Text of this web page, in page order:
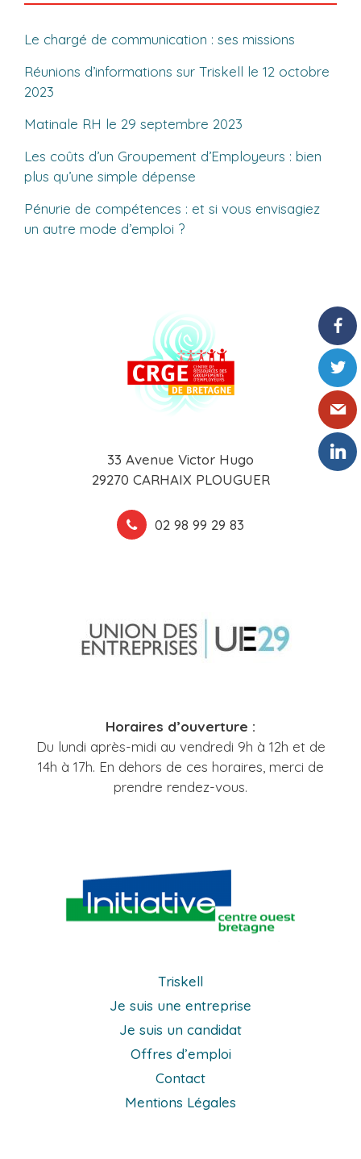
Le chargé de communication : ses missions
Réunions d’informations sur Triskell le 12 octobre
2023
Matinale RH le 29 septembre 2023
Les coûts d’un Groupement d’Employeurs : bien
plus qu’une simple dépense
Pénurie de compétences : et si vous envisagiez
un autre mode d’emploi ?
33 Avenue Victor Hugo
29270 CARHAIX PLOUGUER
02 98 99 29 83
Horaires d’ouverture :
Du lundi après-midi au vendredi 9h à 12h et de
14h à 17h. En dehors de ces horaires, merci de
prendre rendez-vous.
Triskell
Je suis une entreprise
Je suis un candidat
Offres d’emploi
Contact
Mentions Légales